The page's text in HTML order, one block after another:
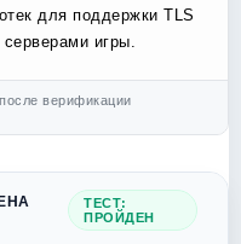
для поддержки TLS
игры.
верификации
ТЕСТ:
ПРОЙДЕН